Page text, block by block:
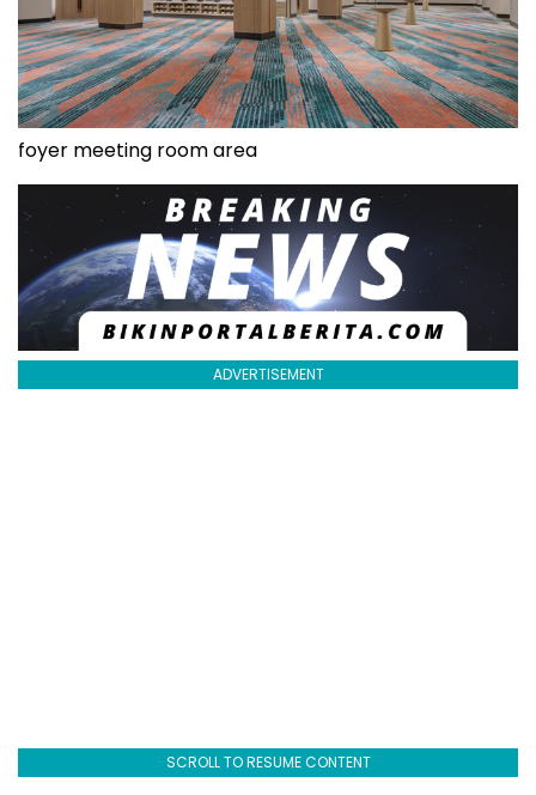
foyer meeting room area
ADVERTISEMENT
SCROLL TO RESUME CONTENT